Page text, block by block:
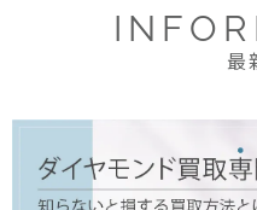
最